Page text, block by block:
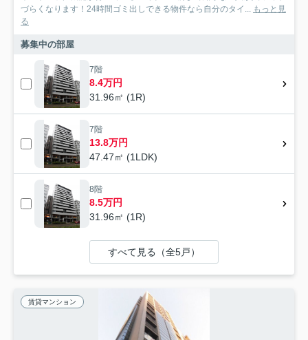
づらくなります！24時間ゴミ出しできる物件なら自分のタイ... もっと見
る
募集中の部屋
7階
8.4万円
31.96㎡ (1R)
7階
13.8万円
47.47㎡ (1LDK)
8階
8.5万円
31.96㎡ (1R)
すべて見る（全5戸）
賃貸マンション